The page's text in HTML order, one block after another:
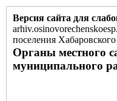
Версия сайта для
поселения
Органы местного
муниципального